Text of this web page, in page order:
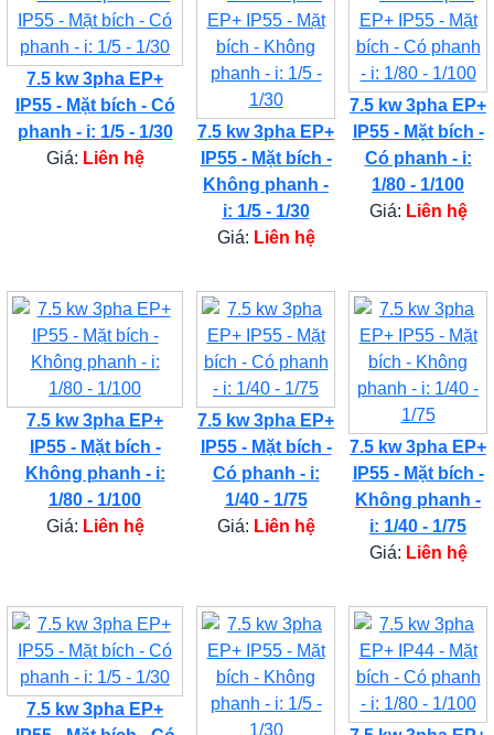
7.5 kw 3pha EP+
IP55 - Mặt bích - Có
phanh - i: 1/5 - 1/30
Giá: Liên hệ
7.5 kw 3pha EP+
IP55 - Mặt bích -
Không phanh -
i: 1/5 - 1/30
Giá: Liên hệ
7.5 kw 3pha EP+
IP55 - Mặt bích -
Có phanh - i:
1/80 - 1/100
Giá: Liên hệ
7.5 kw 3pha EP+
IP55 - Mặt bích -
Không phanh - i:
1/80 - 1/100
Giá: Liên hệ
7.5 kw 3pha EP+
IP55 - Mặt bích -
Có phanh - i:
1/40 - 1/75
Giá: Liên hệ
7.5 kw 3pha EP+
IP55 - Mặt bích -
Không phanh -
i: 1/40 - 1/75
Giá: Liên hệ
7.5 kw 3pha EP+